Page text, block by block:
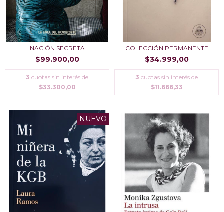
NACIÓN SECRETA
$99.900,00
3 cuotas sin interés de
$33.300,00
COLECCIÓN PERMANENTE
$34.999,00
3 cuotas sin interés de
$11.666,33
NUEVO